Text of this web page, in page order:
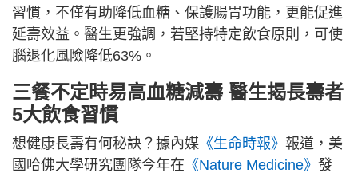
習慣，不僅有助降低血糖、保護腸胃功能，更能促進
延壽效益。醫生更強調，若堅持特定飲食原則，可使
腦退化風險降低63%。
三餐不定時易高血糖減壽 醫生揭長壽者
5大飲食習慣
想健康長壽有何秘訣？據內媒 《生命時報》 報道，美
國哈佛大學研究團隊今年在 《Nature Medicine》 發